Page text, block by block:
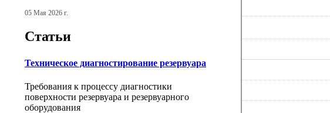
05 Мая 2026 г.
Статьи
Техническое диагностирование резервуара
Требования к процессу диагностики
поверхности резервуара и резервуарного
оборудования